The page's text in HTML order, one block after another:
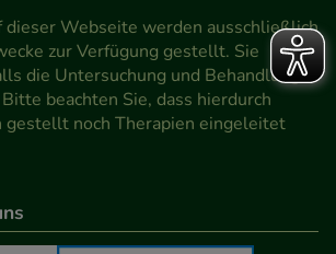
dieser Webseite werden ausschließlich
zur Verfügung gestellt. Sie
die Untersuchung und Behandlung
beachten Sie, dass hierdurch
gestellt noch Therapien eingeleitet